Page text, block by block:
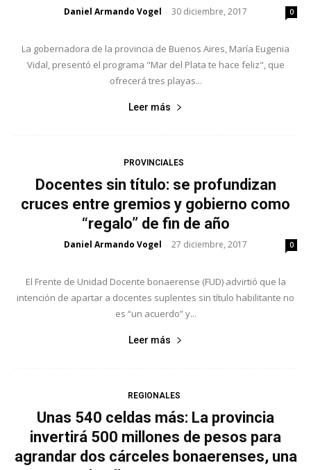
Daniel Armando Vogel - 30 diciembre, 2017 0
La gobernadora de la provincia de Buenos Aires, María Eugenia
Vidal, presentó el programa "Mar del Plata te hace feliz", que
ofrecerá tres playas...
Leer más
PROVINCIALES
Docentes sin título: se profundizan
cruces entre gremios y gobierno como
“regalo” de fin de año
Daniel Armando Vogel - 27 diciembre, 2017 0
El Frente de Unidad Docente bonaerense (FUD) advirtió que la
intención de apartar a docentes suplentes sin título habilitante no
es “un acuerdo” y...
Leer más
REGIONALES
Unas 540 celdas más: La provincia
invertirá 500 millones de pesos para
agrandar dos cárceles bonaerenses, una